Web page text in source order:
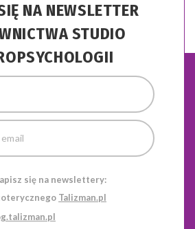
NA NEWSLETTER
STUDIO
się na newslettery:
Talizman.pl